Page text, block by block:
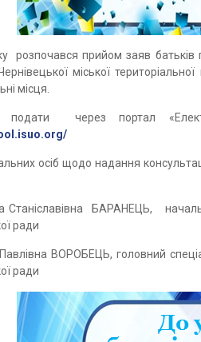
розпочався прийом заяв батьків
міської
місця.
подати через портал
осіб щодо надання
БАРАНЕЦЬ,
ради
ВОРОБЕЦЬ, головний
ради